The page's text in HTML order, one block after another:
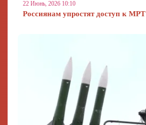
22 Июнь, 2026 10:10
Россиянам упростят доступ к МРТ